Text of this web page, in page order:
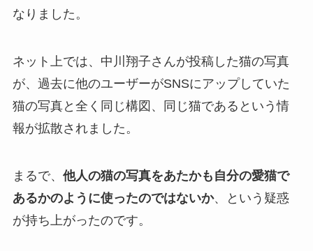
なりました。
ネット上では、中川翔子さんが投稿した猫の写真
が、過去に他のユーザーがSNSにアップしていた
猫の写真と全く同じ構図、同じ猫であるという情
報が拡散されました。
まるで、 他人の猫の写真をあたかも自分の愛猫で
あるかのように使ったのではないか、という疑惑
が持ち上がったのです。